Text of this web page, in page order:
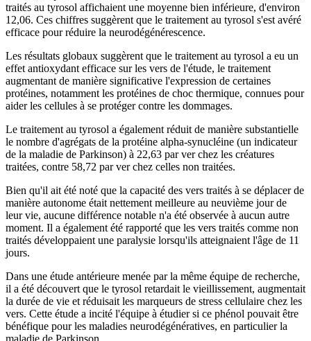
traités au tyrosol affichaient une moyenne bien inférieure, d'environ
12,06. Ces chiffres suggèrent que le traitement au tyrosol s'est avéré
efficace pour réduire la neurodégénérescence.
Les résultats globaux suggèrent que le traitement au tyrosol a eu un
effet antioxydant efficace sur les vers de l'étude, le traitement
augmentant de manière significative l'expression de certaines
protéines, notamment les protéines de choc thermique, connues pour
aider les cellules à se protéger contre les dommages.
Le traitement au tyrosol a également réduit de manière substantielle
le nombre d'agrégats de la protéine alpha-synucléine (un indicateur
de la maladie de Parkinson) à 22,63 par ver chez les créatures
traitées, contre 58,72 par ver chez celles non traitées.
Bien qu'il ait été noté que la capacité des vers traités à se déplacer de
manière autonome était nettement meilleure au neuvième jour de
leur vie, aucune différence notable n'a été observée à aucun autre
moment. Il a également été rapporté que les vers traités comme non
traités développaient une paralysie lorsqu'ils atteignaient l'âge de 11
jours.
Dans une étude antérieure menée par la même équipe de recherche,
il a été découvert que le tyrosol retardait le vieillissement, augmentait
la durée de vie et réduisait les marqueurs de stress cellulaire chez les
vers. Cette étude a incité l'équipe à étudier si ce phénol pouvait être
bénéfique pour les maladies neurodégénératives, en particulier la
maladie de Parkinson.